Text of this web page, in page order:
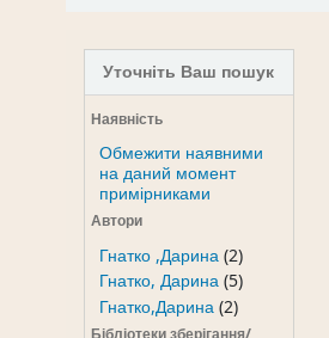
Уточніть Ваш пошук
Наявність
Обмежити наявними
на даний момент
примірниками
Автори
Гнатко ,Дарина(2)
Гнатко, Дарина(5)
Гнатко,Дарина(2)